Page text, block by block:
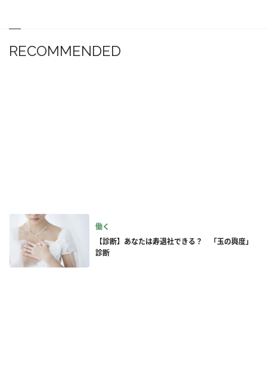
RECOMMENDED
働く
【診断】あなたは寿退社できる？ 「玉の輿度」
診断